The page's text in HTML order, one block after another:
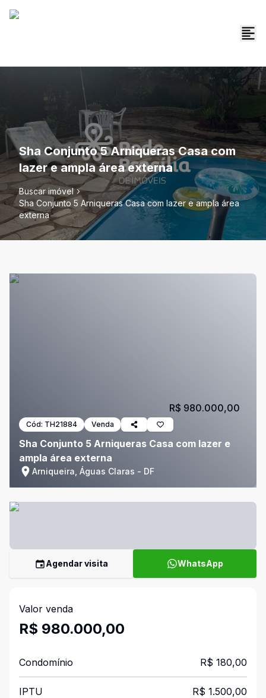
Sha Conjunto 5 Arniqueras Casa com
lazer e ampla área externa
Buscar imóvel
Sha Conjunto 5 Arniqueras Casa com lazer e ampla área
externa
Cód: TH21884 Venda
Sha Conjunto 5 Arniqueras Casa com lazer e
ampla área externa
Arniqueira, Águas Claras - DF
R$ 980.000,00
Agendar visita WhatsApp
Valor venda
R$ 980.000,00
Condomínio R$ 180,00
IPTU R$ 1.500,00